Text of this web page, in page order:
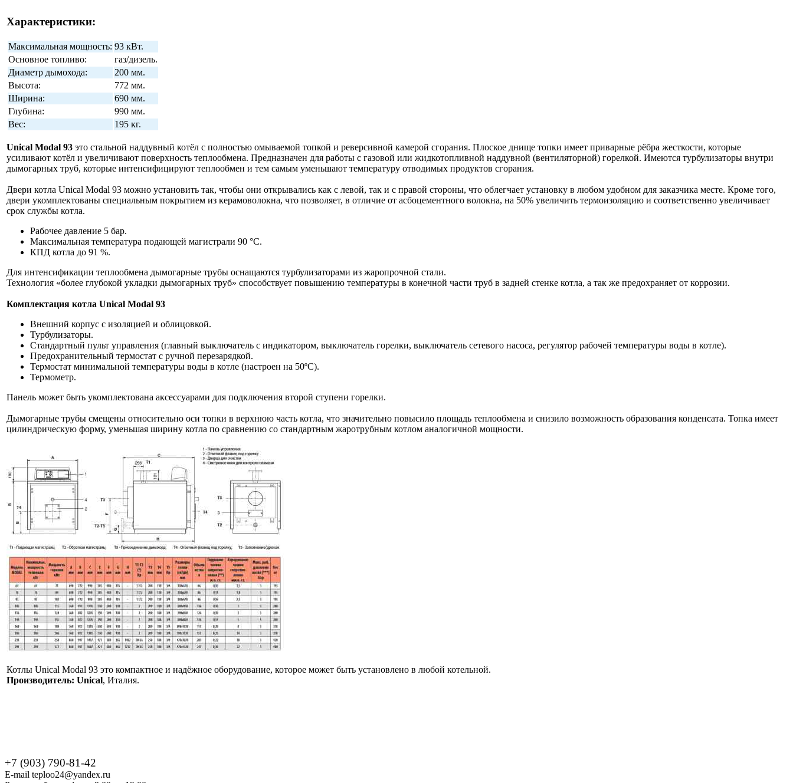
Характеристики:
Максимальная мощность: 93 кВт.
Основное топливо:
газ/дизель.
Диаметр дымохода:
200 мм.
Высота:
772 мм.
Ширина:
690 мм.
Глубина:
990 мм.
Вес:
195 кг.
Unical Modal 93 это стальной наддувный котёл с полностью омываемой топкой и реверсивной камерой сгорания. Плоское днище топки имеет приварные рёбра жесткости, которые
усиливают котёл и увеличивают поверхность теплообмена. Предназначен для работы с газовой или жидкотопливной наддувной (вентиляторной) горелкой. Имеются турбулизаторы внутри
дымогарных труб, которые интенсифицируют теплообмен и тем самым уменьшают температуру отводимых продуктов сгорания.
Двери котла Unical Modal 93 можно установить так, чтобы они открывались как с левой, так и с правой стороны, что облегчает установку в любом удобном для заказчика месте. Кроме того,
двери укомплектованы специальным покрытием из керамоволокна, что позволяет, в отличие от асбоцементного волокна, на 50% увеличить термоизоляцию и соответственно увеличивает
срок службы котла.
Рабочее давление 5 бар.
Максимальная температура подающей магистрали 90 °С.
КПД котла до 91 %.
Для интенсификации теплообмена дымогарные трубы оснащаются турбулизаторами из жаропрочной стали.
Технология «более глубокой укладки дымогарных труб» способствует повышению температуры в конечной части труб в задней стенке котла, а так же предохраняет от коррозии.
Комплектация котла Unical Modal 93
Внешний корпус с изоляцией и облицовкой.
Турбулизаторы.
Стандартный пульт управления (главный выключатель с индикатором, выключатель горелки, выключатель сетевого насоса, регулятор рабочей температуры воды в котле).
Предохранительный термостат с ручной перезарядкой.
Термостат минимальной температуры воды в котле (настроен на 50ºС).
Термометр.
Панель может быть укомплектована аксессуарами для подключения второй ступени горелки.
Дымогарные трубы смещены относительно оси топки в верхнюю часть котла, что значительно повысило площадь теплообмена и снизило возможность образования конденсата. Топка имеет
цилиндрическую форму, уменьшая ширину котла по сравнению со стандартным жаротрубным котлом аналогичной мощности.
Котлы Unical Modal 93 это компактное и надёжное оборудование, которое может быть установлено в любой котельной.
Производитель: Unical, Италия.
+7 (903) 790-81-42
E-mail teploo24@yandex.ru